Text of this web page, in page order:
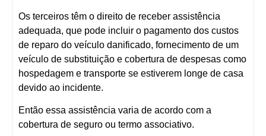
Os terceiros têm o direito de receber assistência
adequada, que pode incluir o pagamento dos custos
de reparo do veículo danificado, fornecimento de um
veículo de substituição e cobertura de despesas como
hospedagem e transporte se estiverem longe de casa
devido ao incidente.
Então essa assistência varia de acordo com a
cobertura de seguro ou termo associativo.